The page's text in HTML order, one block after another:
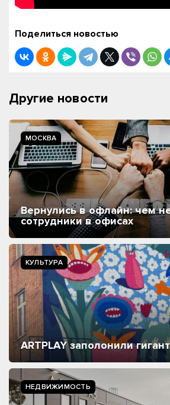
Поделиться новостью
Другие новости
МОСКВА
Вернулись в офлайн: чем
сотрудники в офисах
КУЛЬТУРА
ARTPLAY заполонили
НЕДВИЖИМОСТЬ